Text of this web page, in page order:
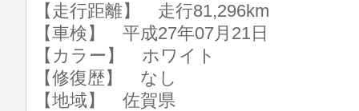
【走行距離】 走行81,296km
【車検】 平成27年07月21日
【カラー】 ホワイト
【修復歴】 なし
【地域】 佐賀県